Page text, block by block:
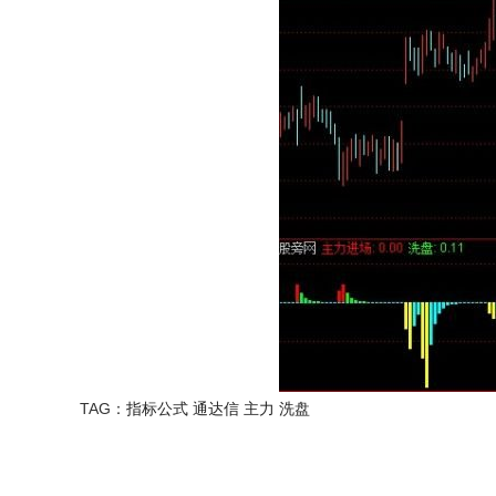
TAG： 指标公式 通达信 主力 洗盘